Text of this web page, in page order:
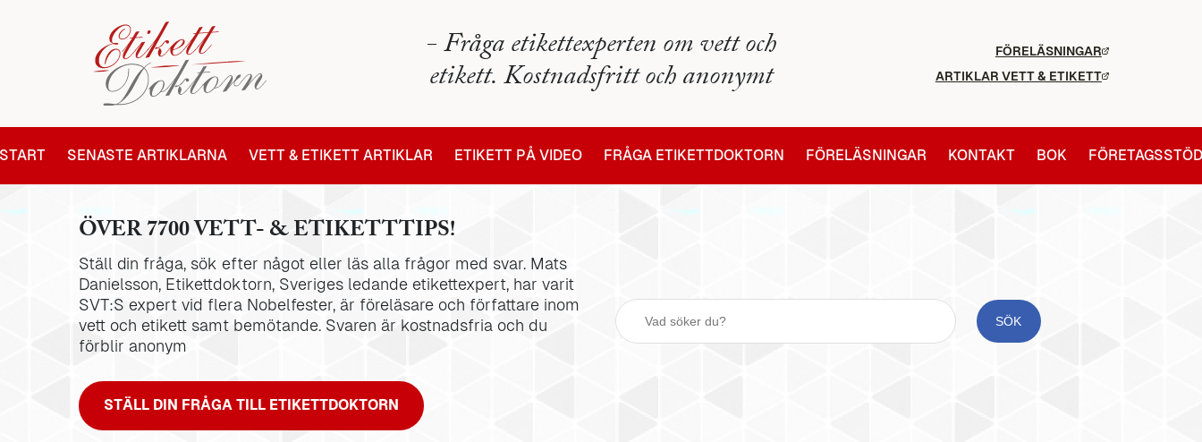
- Fråga etikettexperten om vett och
etikett. Kostnadsfritt och anonymt
FÖRELÄSNINGAR
ARTIKLAR VETT & ETIKETT
START SENASTE ARTIKLARNA VETT & ETIKETT ARTIKLAR ETIKETT PÅ VIDEO FRÅGA ETIKETTDOKTORN FÖRELÄSNINGAR KONTAKT BOK FÖRETAGSSTÖD
ÖVER 7700 VETT- & ETIKETTTIPS!
Ställ din fråga, sök efter något eller läs alla frågor med svar. Mats
Danielsson, Etikettdoktorn, Sveriges ledande etikettexpert, har varit
SVT:S expert vid flera Nobelfester, är föreläsare och författare inom
vett och etikett samt bemötande. Svaren är kostnadsfria och du
förblir anonym
STÄLL DIN FRÅGA TILL ETIKETTDOKTORN